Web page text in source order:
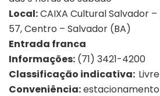
Local:CAIXA Cultural Salvador
57, Centro – Salvador (BA)
Entrada franca
Informações: (71) 3421-4200
Classificação indicativa: Livre
Conveniência: